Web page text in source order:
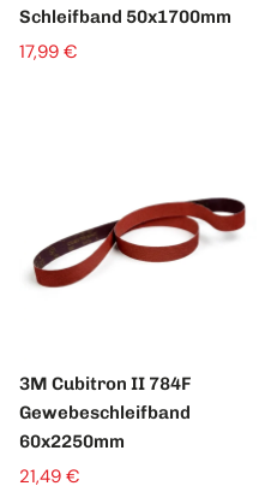
Schleifband 50x1700mm
17,99 €
3M Cubitron II 784F
Gewebeschleifband
60x2250mm
21,49 €